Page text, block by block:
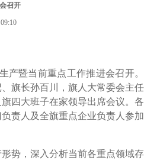
召开
暨当前重点工作推进会召开。
旗长孙百川，旗人大常委会主任
四大班子在家领导出席会议。各
责人及全旗重点企业负责人参加
，深入分析当前各重点领域存